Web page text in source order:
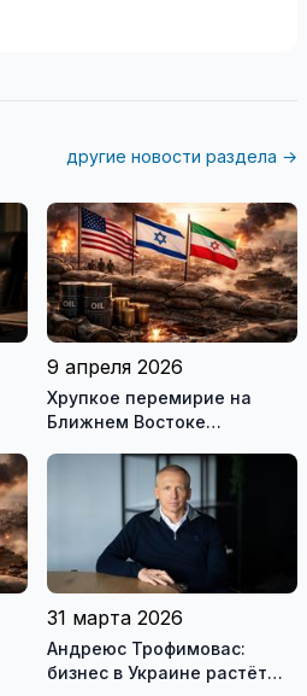
другие новости раздела →
9 апреля 2026
Хрупкое перемирие на
Ближнем Востоке
31 марта 2026
Андреюс Трофимовас:
бизнес в Украине растёт